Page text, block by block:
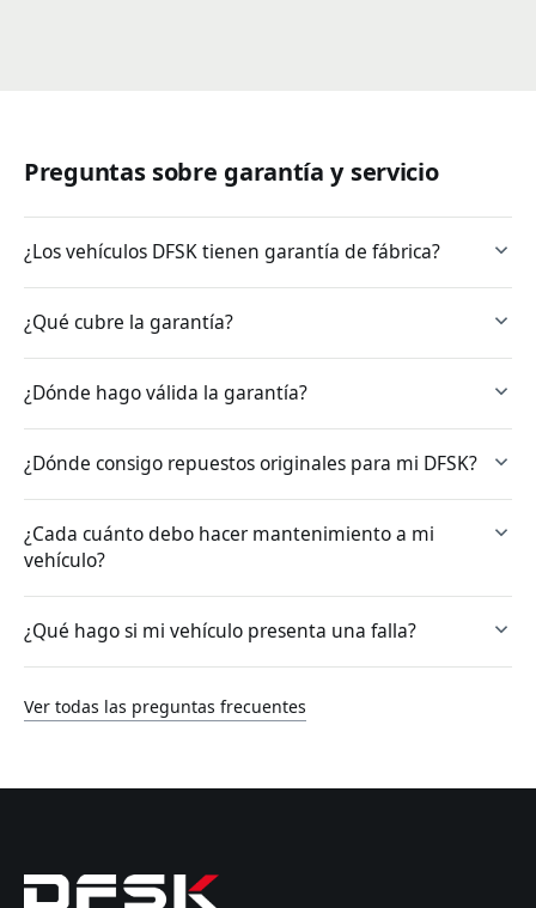
Preguntas sobre garantía y servicio
¿Los vehículos DFSK tienen garantía de fábrica?
¿Qué cubre la garantía?
¿Dónde hago válida la garantía?
¿Dónde consigo repuestos originales para mi DFSK?
¿Cada cuánto debo hacer mantenimiento a mi
vehículo?
¿Qué hago si mi vehículo presenta una falla?
Ver todas las preguntas frecuentes